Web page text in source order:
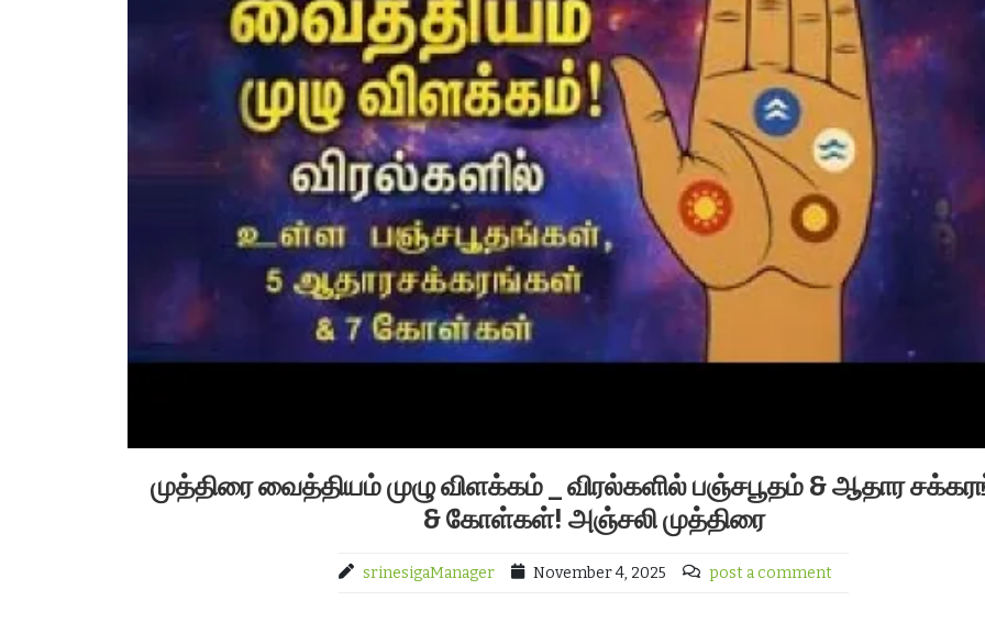
முத்திரை வைத்தியம் முழு விளக்கம் _ விரல்களில் பஞ்சபூதம் & ஆதார
& கோள்கள்! அஞ்சலி முத்திரை
srinesigaManager November 4, 2025 post a comment